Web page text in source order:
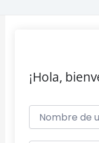
¡Hola,